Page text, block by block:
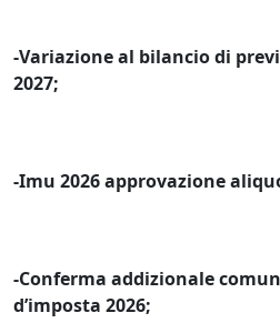
-Variazione al bilancio di
2027;
-Imu 2026 approvazione
-Conferma addizionale
d’imposta 2026;